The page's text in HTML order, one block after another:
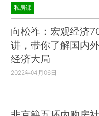
私房课
向松祚：宏观经济
讲，带你了解国内外
经济大局
2022年04月06日